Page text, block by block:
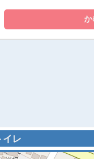
イレ